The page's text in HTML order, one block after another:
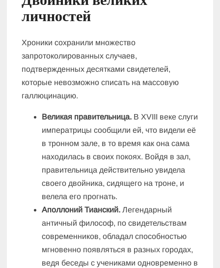
личностей
Хроники сохранили множество
запротоколированных случаев,
подтвержденных десятками свидетелей,
которые невозможно списать на массовую
галлюцинацию.
Великая правительница. В XVIII веке слуги
императрицы сообщили ей, что видели её
в тронном зале, в то время как она сама
находилась в своих покоях. Войдя в зал,
правительница действительно увидела
своего двойника, сидящего на троне, и
велела его прогнать.
Аполлоний Тианский. Легендарный
античный философ, по свидетельствам
современников, обладал способностью
мгновенно появляться в разных городах,
ведя беседы с учениками одновременно в